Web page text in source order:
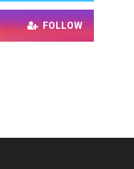
FOLLOW